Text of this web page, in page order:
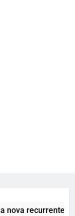
recurrente